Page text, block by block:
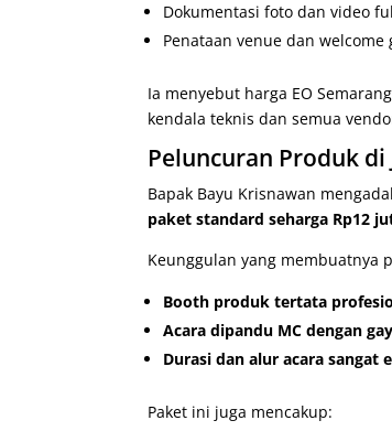
Dokumentasi foto dan video
Penataan venue dan welcome
Ia menyebut harga EO
kendala teknis dan semua
Peluncuran Produk di
Bapak Bayu Krisnawan
paket standard seharga Rp12
Keunggulan yang membuatnya
Booth produk tertata
Acara dipandu MC dengan
Durasi dan alur acara sangat
Paket ini juga mencakup: